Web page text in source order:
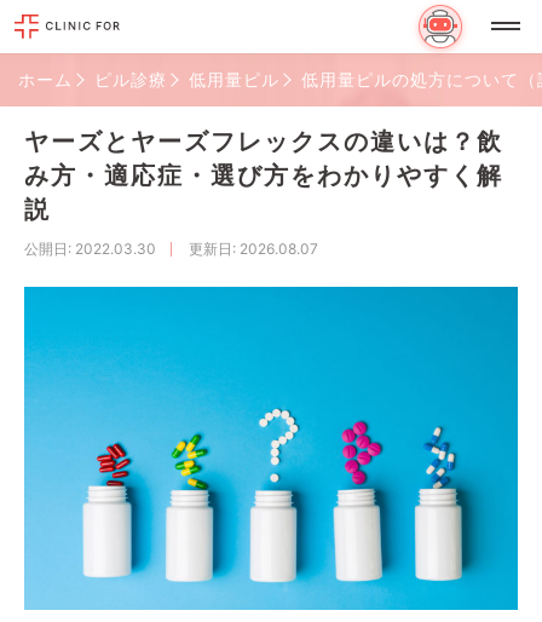
ホーム ピル診療 低用量ピル 低用量ピルの処方について
ヤーズとヤーズフレックスの違いは？飲
み方・適応症・選び方をわかりやすく解
説
公開日 : 2022.03.30 更新日 : 2026.08.07